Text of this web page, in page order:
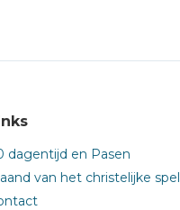
dagentijd en Pasen
van het christelijke spel